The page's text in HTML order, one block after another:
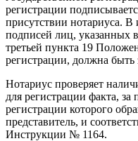
регистрации
присутствии нотариуса.
подписей лиц, указанных
третьей пункта 19
регистрации, должна быть
Нотариус проверяет
для регистрации факта,
регистрации которого
представитель, и
Инструкции № 1164.